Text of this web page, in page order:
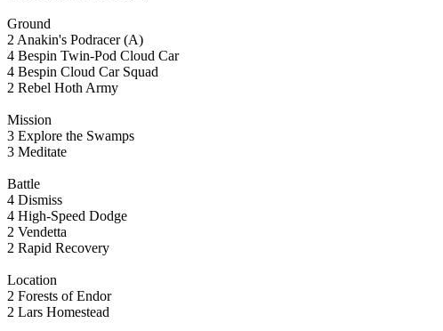
Ground
2 Anakin's Podracer (A)
4 Bespin Twin-Pod Cloud Car
4 Bespin Cloud Car Squad
2 Rebel Hoth Army
Mission
3 Explore the Swamps
3 Meditate
Battle
4 Dismiss
4 High-Speed Dodge
2 Vendetta
2 Rapid Recovery
Location
2 Forests of Endor
2 Lars Homestead